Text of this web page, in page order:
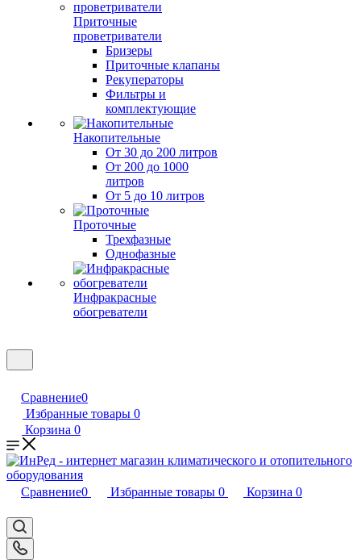
Приточные
проветриватели
Бризеры
Приточные клапаны
Рекуператоры
Фильтры и
комплектующие
Накопительные
От 30 до 200 литров
От 200 до 1000
литров
От 5 до 10 литров
Проточные
Трехфазные
Однофазные
Инфракрасные
обогреватели
Сравнение0
Избранные товары 0
Корзина 0
Сравнение0 Избранные товары 0 Корзина 0